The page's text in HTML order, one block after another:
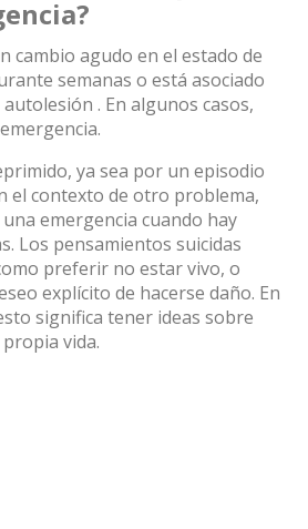
cambio agudo en el estado de
semanas o está asociado
autolesión . En algunos casos,
ya sea por un episodio
el contexto de otro problema,
emergencia cuando hay
Los pensamientos suicidas
preferir no estar vivo, o
explícito de hacerse daño. En
significa tener ideas sobre
vida.